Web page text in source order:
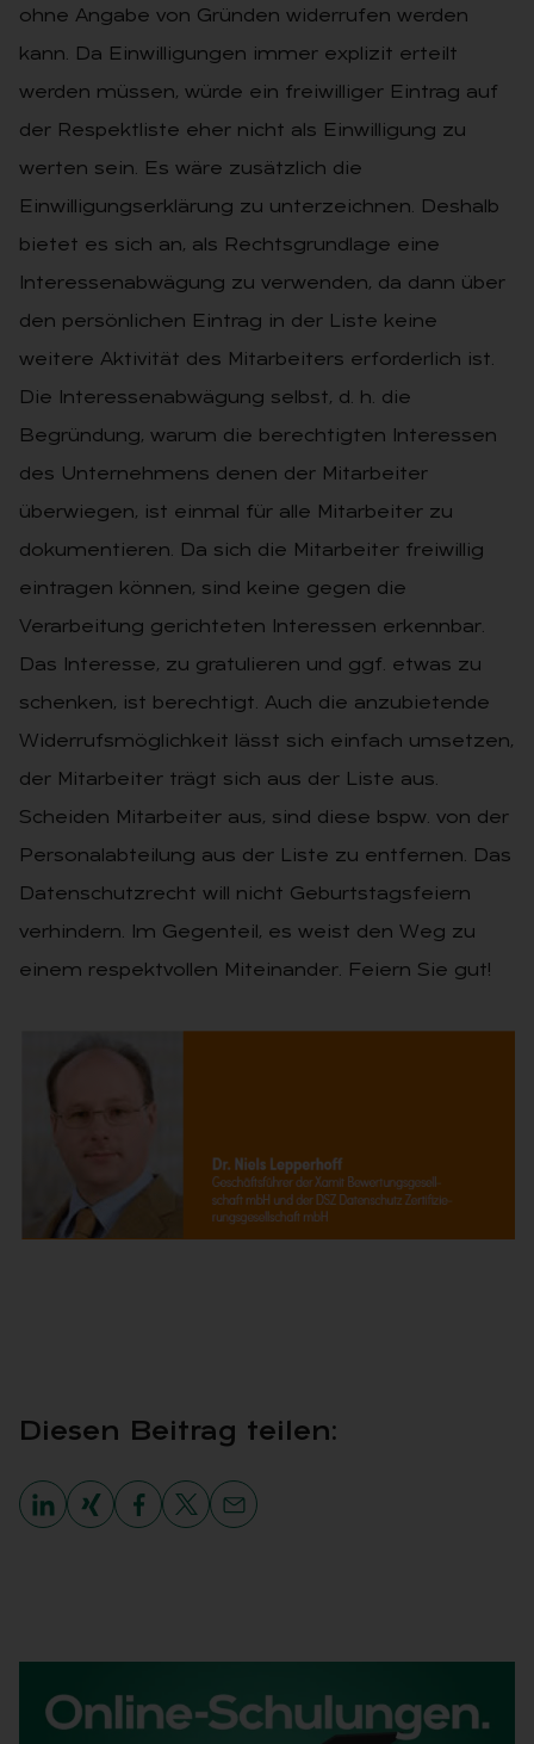
ohne Angabe von Gründen widerrufen werden
kann. Da Einwilligungen immer explizit erteilt
werden müssen, würde ein freiwilliger Eintrag auf
der Respektliste eher nicht als Einwilligung zu
werten sein. Es wäre zusätzlich die
Einwilligungserklärung zu unterzeichnen. Deshalb
bietet es sich an, als Rechtsgrundlage eine
Interessenabwägung zu verwenden, da dann über
den persönlichen Eintrag in der Liste keine
weitere Aktivität des Mitarbeiters erforderlich ist.
Die Interessenabwägung selbst, d. h. die
Begründung, warum die berechtigten Interessen
des Unternehmens denen der Mitarbeiter
überwiegen, ist einmal für alle Mitarbeiter zu
dokumentieren. Da sich die Mitarbeiter freiwillig
eintragen können, sind keine gegen die
Verarbeitung gerichteten Interessen erkennbar.
Das Interesse, zu gratulieren und ggf. etwas zu
schenken, ist berechtigt. Auch die anzubietende
Widerrufsmöglichkeit lässt sich einfach umsetzen,
der Mitarbeiter trägt sich aus der Liste aus.
Scheiden Mitarbeiter aus, sind diese bspw. von der
Personalabteilung aus der Liste zu entfernen. Das
Datenschutzrecht will nicht Geburtstagsfeiern
verhindern. Im Gegenteil, es weist den Weg zu
einem respektvollen Miteinander. Feiern Sie gut!
Die­sen Bei­trag tei­len: